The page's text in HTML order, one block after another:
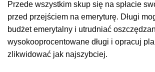
Przede wszystkim skup się na spłacie
przed przejściem na emeryturę. Długi
budżet emerytalny i utrudniać
wysokooprocentowane długi i opracuj
zlikwidować jak najszybciej.